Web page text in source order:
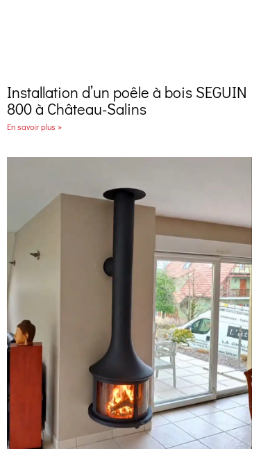
Installation d’un poêle à bois SEGUIN
800 à Château-Salins
En savoir plus »